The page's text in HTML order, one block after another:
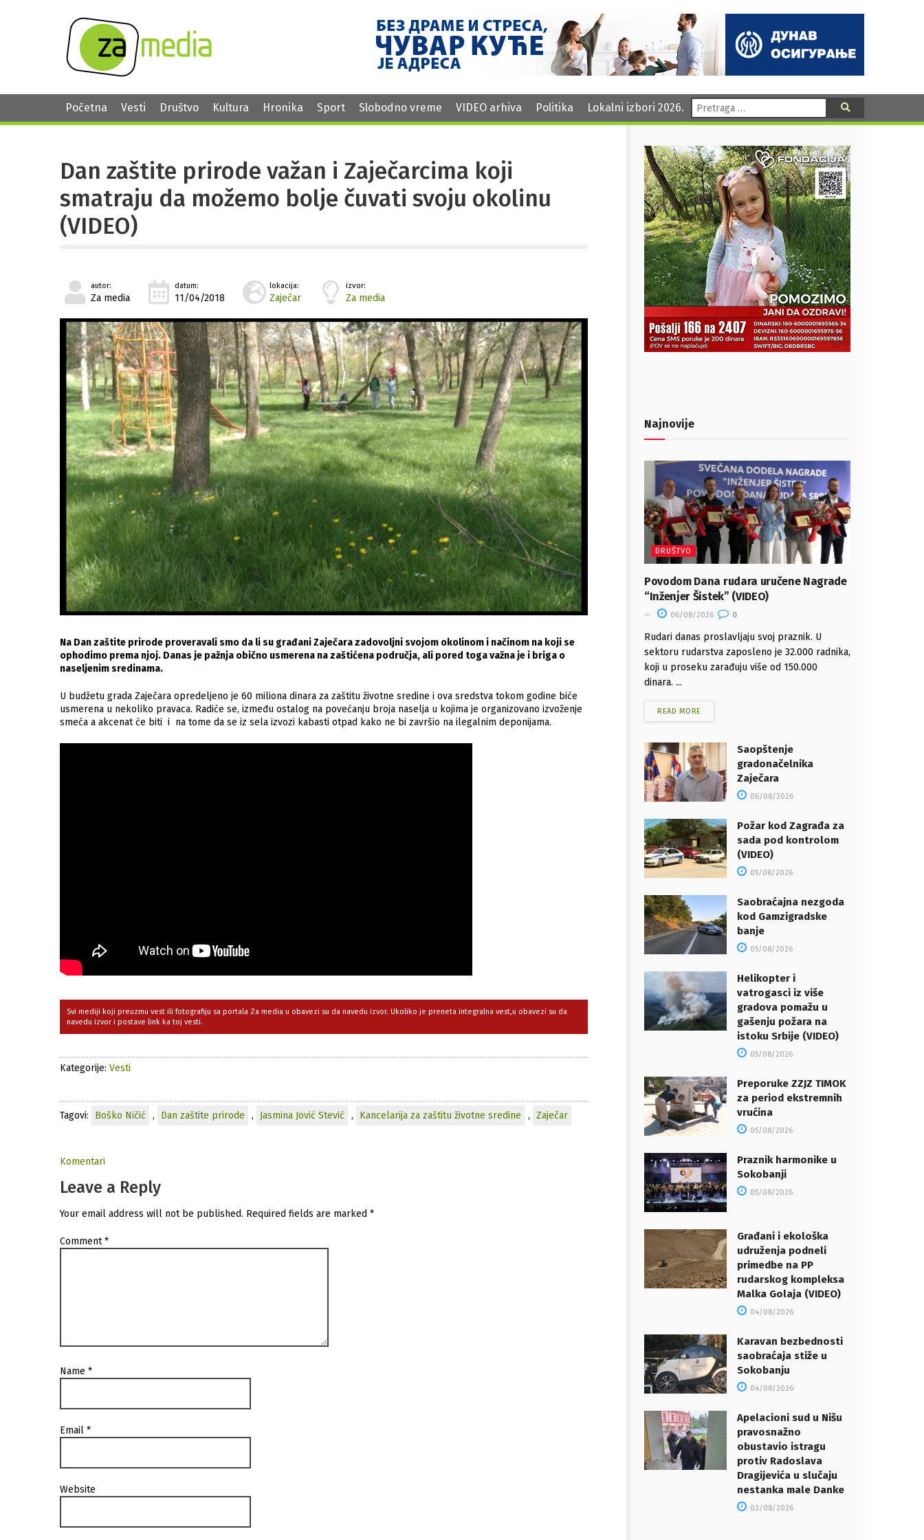
Početna Vesti Društvo Kultura Hronika Sport Slobodno vreme VIDEO arhiva Politika Lokalni izbori 2026. Pretraga:
Dan zaštite prirode važan i Zaječarcima koji
smatraju da možemo bolje čuvati svoju okolinu
(VIDEO)
autor:
Za media
datum:
11/04/2018
lokacija:
Zaječar
izvor:
Za media
Na Dan zaštite prirode proveravali smo da li su građani Zaječara zadovoljni svojom okolinom i načinom na koji se
ophodimo prema njoj. Danas je pažnja obično usmerena na zaštićena područja, ali pored toga važna je i briga o
naseljenim sredinama.
U budžetu grada Zaječara opredeljeno je 60 miliona dinara za zaštitu životne sredine i ova sredstva tokom godine biće
usmerena u nekoliko pravaca. Radiće se, između ostalog na povećanju broja naselja u kojima je organizovano izvoženje
smeća a akcenat će biti i na tome da se iz sela izvozi kabasti otpad kako ne bi završio na ilegalnim deponijama.
Svi mediji koji preuzmu vest ili fotografiju sa portala Za media u obavezi su da navedu izvor. Ukoliko je preneta integralna vest,u obavezi su da
navedu izvor i postave link ka toj vesti.
Kategorije: Vesti
Tagovi: Boško Ničić , Dan zaštite prirode , Jasmina Jović Stević , Kancelarija za zaštitu životne sredine , Zaječar
Komentari
Leave a Reply
Your email address will not be published. Required fields are marked *
Comment*
Name *
Email *
Website
Najnovije
DRUŠTVO
Povodom Dana rudara uručene Nagrade
“Inženjer Šistek” (VIDEO)
06/08/2026 0
Rudari danas proslavljaju svoj praznik. U
sektoru rudarstva zaposleno je 32.000 radnika,
koji u proseku zarađuju više od 150.000
dinara. ...
READ MORE
Saopštenje
gradonačelnika
Zaječara
06/08/2026
Požar kod Zagrađa za
sada pod kontrolom
(VIDEO)
05/08/2026
Saobraćajna nezgoda
kod Gamzigradske
banje
05/08/2026
Helikopter i
vatrogasci iz više
gradova pomažu u
gašenju požara na
istoku Srbije (VIDEO)
05/08/2026
Preporuke ZZJZ TIMOK
za period ekstremnih
vrućina
05/08/2026
Praznik harmonike u
Sokobanji
05/08/2026
Građani i ekološka
udruženja podneli
primedbe na PP
rudarskog kompleksa
Malka Golaja (VIDEO)
04/08/2026
Karavan bezbednosti
saobraćaja stiže u
Sokobanju
04/08/2026
Apelacioni sud u Nišu
pravosnažno
obustavio istragu
protiv Radoslava
Dragijevića u slučaju
nestanka male Danke
03/08/2026